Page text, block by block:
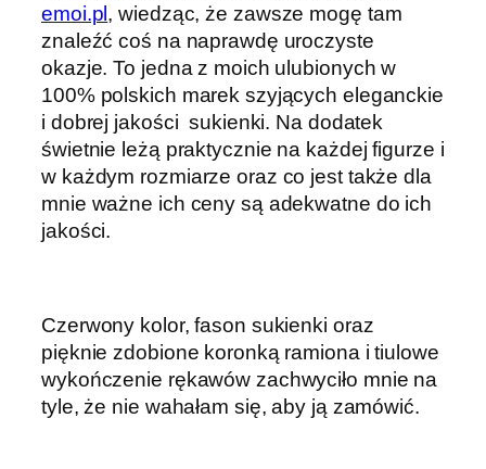
emoi.pl , wiedząc, że zawsze mogę tam
znaleźć coś na naprawdę uroczyste
okazje. To jedna z moich ulubionych w
100% polskich marek szyjących eleganckie
i dobrej jakości sukienki. Na dodatek
świetnie leżą praktycznie na każdej figurze i
w każdym rozmiarze oraz co jest także dla
mnie ważne ich ceny są adekwatne do ich
jakości.
Czerwony kolor, fason sukienki oraz
pięknie zdobione koronką ramiona i tiulowe
wykończenie rękawów zachwyciło mnie na
tyle, że nie wahałam się, aby ją zamówić.